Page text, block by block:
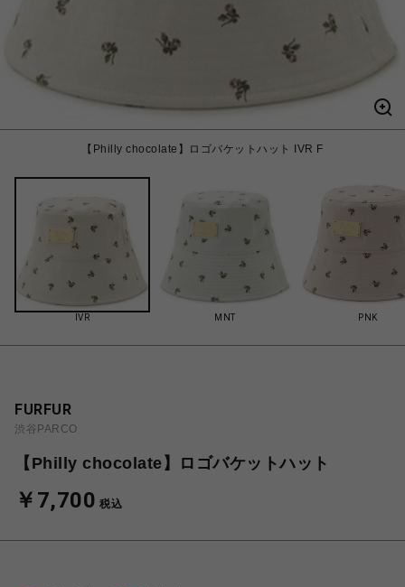
【Philly chocolate】ロゴバケットハット IVR F
IVR MNT PNK
FURFUR
渋谷PARCO
【Philly chocolate】ロゴバケットハット
￥7,700 税込